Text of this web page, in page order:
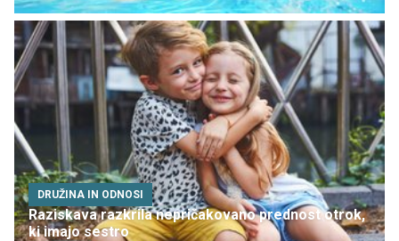
DRUŽINA IN ODNOSI
Raziskava razkrila nepričakovano prednost otrok,
ki imajo sestro